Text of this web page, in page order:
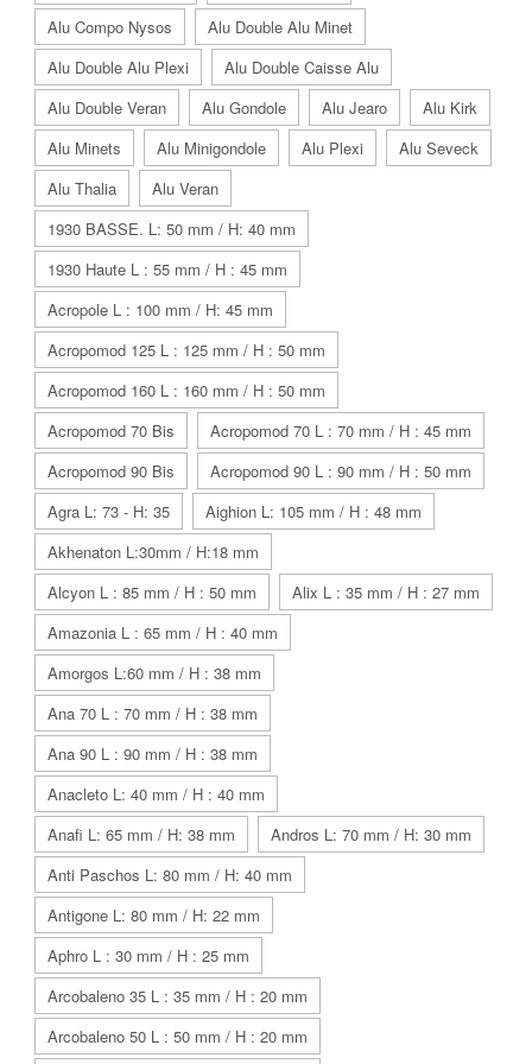
Alu Compo Nysos
Alu Double Alu Minet
Alu Double Alu Plexi
Alu Double Caisse Alu
Alu Double Veran
Alu Gondole Alu Jearo
Alu Kirk
Alu Minets
Alu Minigondole Alu Plexi
Alu Seveck
Alu Thalia
Alu Veran
1930 BASSE. L: 50 mm / H: 40 mm
1930 Haute L : 55 mm / H : 45 mm
Acropole L : 100 mm / H: 45 mm
Acropomod 125 L : 125 mm / H : 50 mm
Acropomod 160 L : 160 mm / H : 50 mm
Acropomod 70 Bis
Acropomod 70 L : 70 mm / H : 45 mm
Acropomod 90 Bis
Acropomod 90 L : 90 mm / H : 50 mm
Agra L: 73 - H: 35
Aighion L: 105 mm / H : 48 mm
Akhenaton L:30mm / H:18 mm
Alcyon L : 85 mm / H : 50 mm
Alix L : 35 mm / H : 27 mm
Amazonia L : 65 mm / H : 40 mm
Amorgos L:60 mm / H : 38 mm
Ana 70 L : 70 mm / H : 38 mm
Ana 90 L : 90 mm / H : 38 mm
Anacleto L: 40 mm / H : 40 mm
Anafi L: 65 mm / H: 38 mm
Andros L: 70 mm / H: 30 mm
Anti Paschos L: 80 mm / H: 40 mm
Antigone L: 80 mm / H: 22 mm
Aphro L : 30 mm / H : 25 mm
Arcobaleno 35 L : 35 mm / H : 20 mm
Arcobaleno 50 L : 50 mm / H : 20 mm